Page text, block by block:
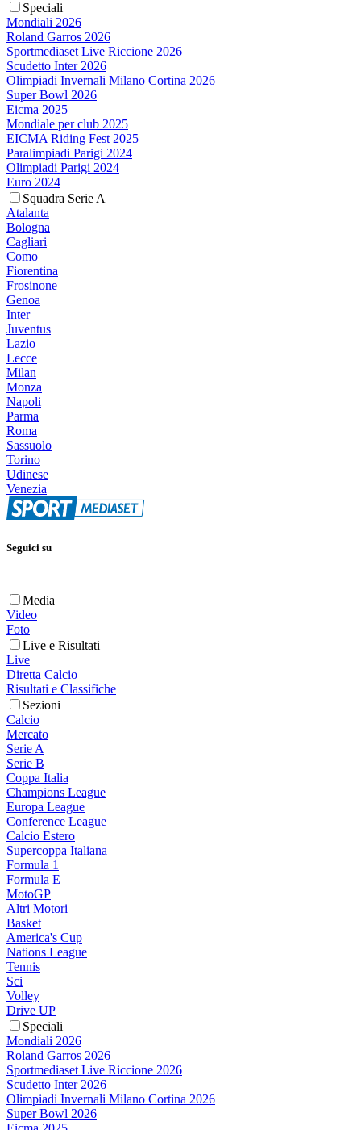
Speciali
Mondiali 2026
Roland Garros 2026
Sportmediaset Live Riccione 2026
Scudetto Inter 2026
Olimpiadi Invernali Milano Cortina 2026
Super Bowl 2026
Eicma 2025
Mondiale per club 2025
EICMA Riding Fest 2025
Paralimpiadi Parigi 2024
Olimpiadi Parigi 2024
Euro 2024
Squadra Serie A
Atalanta
Bologna
Cagliari
Como
Fiorentina
Frosinone
Genoa
Inter
Juventus
Lazio
Lecce
Milan
Monza
Napoli
Parma
Roma
Sassuolo
Torino
Udinese
Venezia
Seguici su
Media
Video
Foto
Live e Risultati
Live
Diretta Calcio
Risultati e Classifiche
Sezioni
Calcio
Mercato
Serie A
Serie B
Coppa Italia
Champions League
Europa League
Conference League
Calcio Estero
Supercoppa Italiana
Formula 1
Formula E
MotoGP
Altri Motori
Basket
America's Cup
Nations League
Tennis
Sci
Volley
Drive UP
Speciali
Mondiali 2026
Roland Garros 2026
Sportmediaset Live Riccione 2026
Scudetto Inter 2026
Olimpiadi Invernali Milano Cortina 2026
Super Bowl 2026